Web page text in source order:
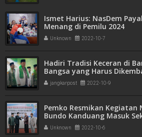
Ismet Harius: NasDem
Menang di Pemilu 2024
Unknown 2022-10-7
Hadiri Tradisi Keceran di
Bangsa yang Harus
Seluruh Dunia
jangkarpost 2022-10-9
Pemko Resmikan Kegiatan
Bundo Kanduang Masuk
Unknown 2022-10-6